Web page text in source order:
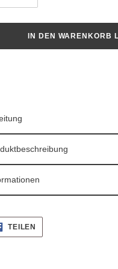
IN DEN WARENKORB
TEILEN
TEILEN